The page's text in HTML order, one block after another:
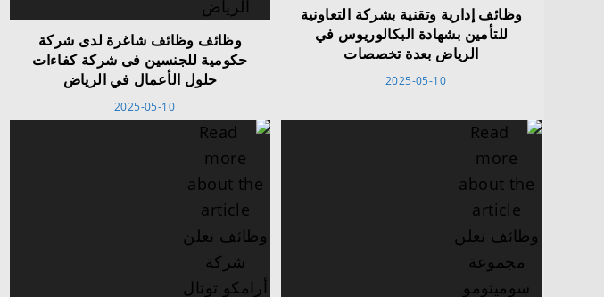
وظائف وظائف شاغرة لدى شركة
حكومية للجنسين فى شركة كفاءات
حلول الأعمال في الرياض
2025-05-10
وظائف إدارية وتقنية بشركة التعاونية
للتأمين بشهادة البكالوريوس في
الرياض بعدة تخصصات
2025-05-10